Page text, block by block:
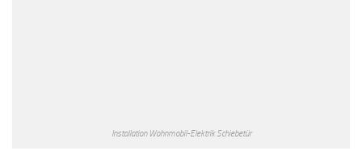
Installation Wohnmobil-Elektrik Schiebetür